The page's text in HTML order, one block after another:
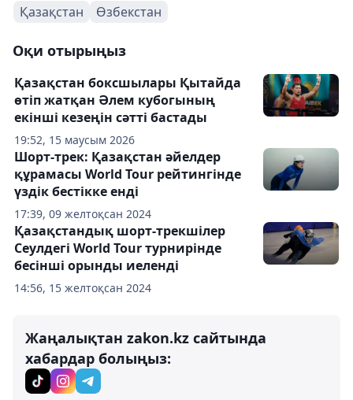
Қазақстан Өзбекстан
Оқи отырыңыз
19:52, 15 маусым 2026
Қазақстан боксшылары Қытайда
өтіп жатқан Әлем кубогының
екінші кезеңін сәтті бастады
17:39, 09 желтоқсан 2024
Шорт-трек: Қазақстан әйелдер
құрамасы World Tour рейтингінде
үздік бестікке енді
14:56, 15 желтоқсан 2024
Қазақстандық шорт-трекшілер
Сеулдегі World Tour турнирінде
бесінші орынды иеленді
Жаңалықтан zakon.kz сайтында
хабардар болыңыз: